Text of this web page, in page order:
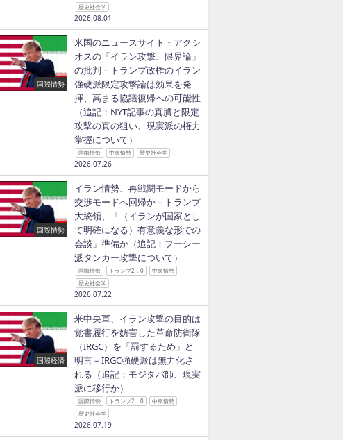
歴史社会学
2026.08.01
国際情勢
米国のニュースサイト・アクシ
オスの「イラン攻撃、限界論」
の批判－トランプ政権のイラン
強硬派限定攻撃論は効果を発
揮、高まる協議復帰への可能性
（追記：NYT記事の真贋と限定
攻撃の真の狙い、現実派の権力
掌握について）
国際情勢 中東情勢 歴史社会学
2026.07.26
国際情勢
イラン情勢、再戦闘モードから
交渉モードへ回帰か－トランプ
大統領、「（イランが国家とし
て明確になる）有意義な形での
会談」準備か（追記：フーシー
派タンカー攻撃について）
国際情勢 トランプ2．0
中東情勢
歴史社会学
2026.07.22
国際経済
米中央軍、イラン攻撃の目的は
覚書履行を妨害した革命防衛隊
（IRGC）を「罰するため」と
明言－IRGC強硬派は無力化さ
れる（追記：モジタバ師、現実
派に移行か）
国際情勢 トランプ2．0
中東情勢
歴史社会学
2026.07.19